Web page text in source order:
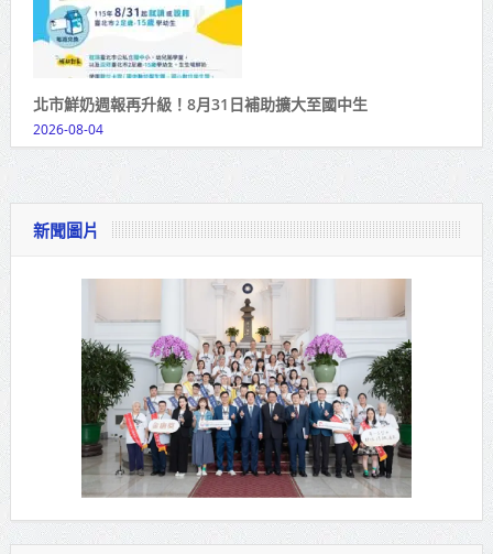
北市鮮奶週報再升級！8月31日補助擴大至國中生
2026-08-04
新聞圖片